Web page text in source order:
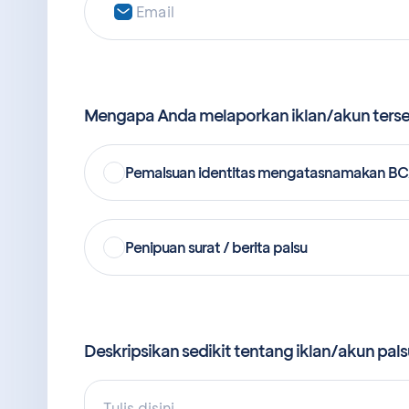
Mengapa Anda melaporkan iklan/akun
Pemalsuan identitas mengatasnamakan
Penipuan surat / berita palsu
Deskripsikan sedikit tentang iklan/akun